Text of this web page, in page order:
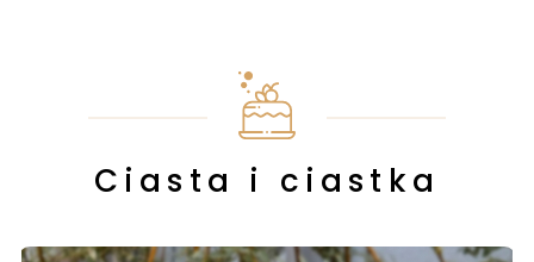
Ciasta i ciastka